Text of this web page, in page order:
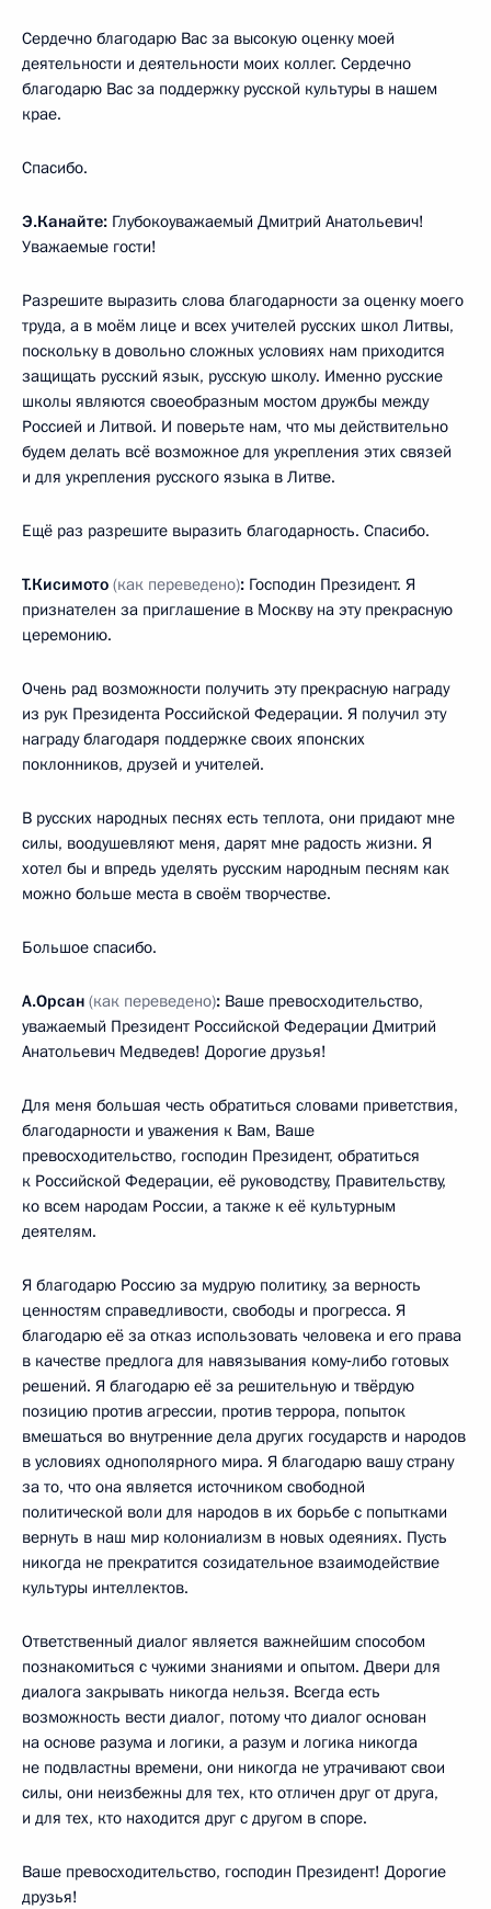
Сердечно благодарю Вас за высокую оценку моей
деятельности и деятельности моих коллег. Сердечно
благодарю Вас за поддержку русской культуры в нашем
крае.
Спасибо.
Э.Канайте: Глубокоуважаемый Дмитрий Анатольевич!
Уважаемые гости!
Разрешите выразить слова благодарности за оценку моего
труда, а в моём лице и всех учителей русских школ Литвы,
поскольку в довольно сложных условиях нам приходится
защищать русский язык, русскую школу. Именно русские
школы являются своеобразным мостом дружбы между
Россией и Литвой. И поверьте нам, что мы действительно
будем делать всё возможное для укрепления этих связей
и для укрепления русского языка в Литве.
Ещё раз разрешите выразить благодарность. Спасибо.
Т.Кисимото (как переведено): Господин Президент. Я
признателен за приглашение в Москву на эту прекрасную
церемонию.
Очень рад возможности получить эту прекрасную награду
из рук Президента Российской Федерации. Я получил эту
награду благодаря поддержке своих японских
поклонников, друзей и учителей.
В русских народных песнях есть теплота, они придают мне
силы, воодушевляют меня, дарят мне радость жизни. Я
хотел бы и впредь уделять русским народным песням как
можно больше места в своём творчестве.
Большое спасибо.
А.Орсан (как переведено): Ваше превосходительство,
уважаемый Президент Российской Федерации Дмитрий
Анатольевич Медведев! Дорогие друзья!
Для меня большая честь обратиться словами приветствия,
благодарности и уважения к Вам, Ваше
превосходительство, господин Президент, обратиться
к Российской Федерации, её руководству, Правительству,
ко всем народам России, а также к её культурным
деятелям.
Я благодарю Россию за мудрую политику, за верность
ценностям справедливости, свободы и прогресса. Я
благодарю её за отказ использовать человека и его права
в качестве предлога для навязывания кому‑либо готовых
решений. Я благодарю её за решительную и твёрдую
позицию против агрессии, против террора, попыток
вмешаться во внутренние дела других государств и народов
в условиях однополярного мира. Я благодарю вашу страну
за то, что она является источником свободной
политической воли для народов в их борьбе с попытками
вернуть в наш мир колониализм в новых одеяниях. Пусть
никогда не прекратится созидательное взаимодействие
культуры интеллектов.
Ответственный диалог является важнейшим способом
познакомиться с чужими знаниями и опытом. Двери для
диалога закрывать никогда нельзя. Всегда есть
возможность вести диалог, потому что диалог основан
на основе разума и логики, а разум и логика никогда
не подвластны времени, они никогда не утрачивают свои
силы, они неизбежны для тех, кто отличен друг от друга,
и для тех, кто находится друг с другом в споре.
Ваше превосходительство, господин Президент! Дорогие
друзья!